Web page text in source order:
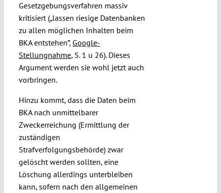
Gesetzgebungsverfahren massiv
kritisiert („lassen riesige Datenbanken
zu allen möglichen Inhalten beim
BKA entstehen”, Google-
Stellungnahme, S. 1 u 26). Dieses
Argument werden sie wohl jetzt auch
vorbringen.
Hinzu kommt, dass die Daten beim
BKA nach unmittelbarer
Zweckerreichung (Ermittlung der
zuständigen
Strafverfolgungsbehörde) zwar
gelöscht werden sollten, eine
Löschung allerdings unterbleiben
kann, sofern nach den allgemeinen